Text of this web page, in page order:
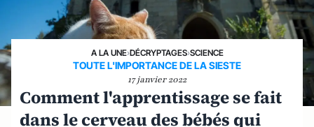
A LA UNE›DÉCRYPTAGES›SCIENCE
TOUTE L'IMPORTANCE DE LA SIESTE
17 janvier 2022
Comment l'apprentissage se fait
dans le cerveau des bébés qui